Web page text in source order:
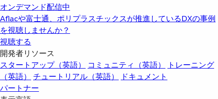
オンデマンド配信中
Aflacや富士通、ポリプラスチックスが推進しているDXの事例
を視聴しませんか？
視聴する
開発者リソース
スタートアップ（英語）
コミュニティ（英語）
トレーニング
（英語）
チュートリアル（英語）
ドキュメント
パートナー